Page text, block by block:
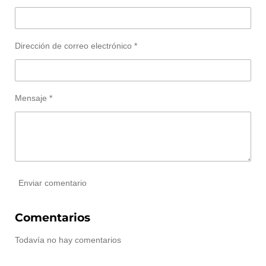
r
r
r
r
Dirección de correo electrónico *
Mensaje *
Enviar comentario
Comentarios
Todavía no hay comentarios